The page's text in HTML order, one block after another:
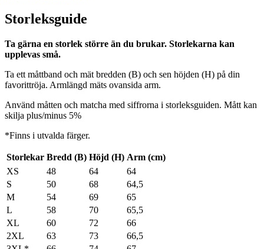
Storleksguide
Ta gärna en storlek större än du brukar. Storlekarna kan
upplevas små.
Ta ett måttband och mät bredden (B) och sen höjden (H) på din
favorittröja. Armlängd mäts ovansida arm.
Använd måtten och matcha med siffrorna i storleksguiden. Mått kan
skilja plus/minus 5%
*Finns i utvalda färger.
Storlekar Bredd (B) Höjd (H) Arm (cm)
XS
48 64
64
S
50 68
64,5
M
54 69
65
L
58 70
65,5
XL
60 72
66
2XL
63 73
66,5